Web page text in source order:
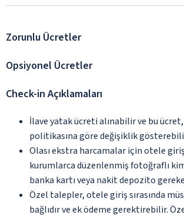
Zorunlu Ücretler
Opsiyonel Ücretler
Check-in Açıklamaları
İlave yatak ücreti alınabilir ve bu
politikasına göre değişiklik
Olası ekstra harcamalar için otele
kurumlarca düzenlenmiş fotoğraflı
banka kartı veya nakit depozito
Özel talepler, otele giriş sırasında
bağlıdır ve ek ödeme gerektirebilir.